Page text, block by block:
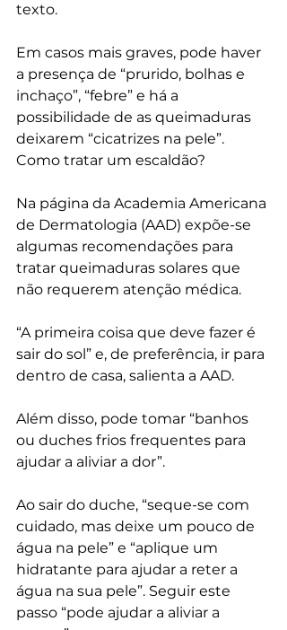
texto.
Em casos mais graves, pode haver
a presença de “prurido, bolhas e
inchaço”, “febre” e há a
possibilidade de as queimaduras
deixarem “cicatrizes na pele”.
Como tratar um escaldão?
Na página da Academia Americana
de Dermatologia (AAD) expõe-se
algumas recomendações para
tratar queimaduras solares que
não requerem atenção médica.
“A primeira coisa que deve fazer é
sair do sol” e, de preferência, ir para
dentro de casa, salienta a AAD.
Além disso, pode tomar “banhos
ou duches frios frequentes para
ajudar a aliviar a dor”.
Ao sair do duche, “seque-se com
cuidado, mas deixe um pouco de
água na pele” e “aplique um
hidratante para ajudar a reter a
água na sua pele”. Seguir este
passo “pode ajudar a aliviar a